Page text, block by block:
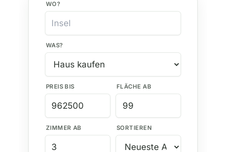
WO?
WAS?
PREIS BIS FLÄCHE AB
ZIMMER AB SORTIEREN